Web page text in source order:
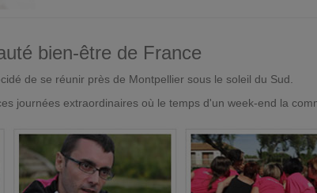
bien-être de France
de se réunir près de Montpellier sous le soleil du Sud.
journées extraordinaires où le temps d'un week-end la